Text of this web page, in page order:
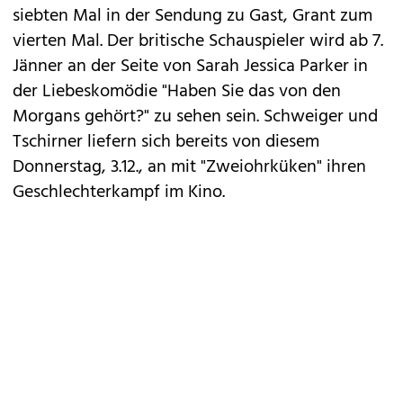
siebten Mal in der Sendung zu Gast, Grant zum
vierten Mal. Der britische Schauspieler wird ab 7.
Jänner an der Seite von Sarah Jessica Parker in
der Liebeskomödie "Haben Sie das von den
Morgans gehört?" zu sehen sein. Schweiger und
Tschirner liefern sich bereits von diesem
Donnerstag, 3.12., an mit "Zweiohrküken" ihren
Geschlechterkampf im Kino.